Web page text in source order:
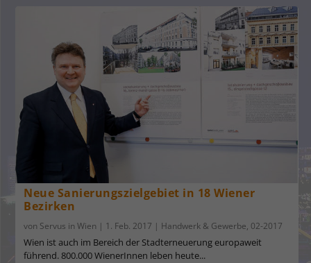
Neue Sanierungszielgebiet in 18 Wiener
Bezirken
von Servus in Wien | 1. Feb. 2017 | Handwerk & Gewerbe, 02-2017
Wien ist auch im Bereich der Stadterneuerung europaweit
führend. 800.000 WienerInnen leben heute...